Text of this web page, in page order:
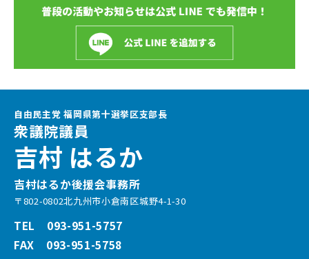
自由民主党 福岡県第十選挙区支部長
衆議院議員
吉村 はるか
吉村はるか後援会事務所
〒802-0802北九州市小倉南区城野4-1-30
TEL 093-951-5757
FAX 093-951-5758